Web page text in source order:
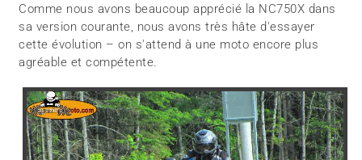
Comme nous avons beaucoup apprécié la NC750X dans
sa version courante, nous avons très hâte d'essayer
cette évolution – on s'attend à une moto encore plus
agréable et compétente.